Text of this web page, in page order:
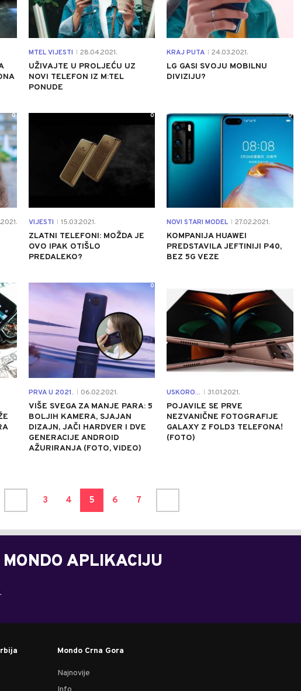
MTEL VIJESTI 28.04.2021.
UŽIVAJTE U PROLJEĆU UZ
NOVI TELEFON IZ M:TEL
PONUDE
KRAJ PUTA 24.03.2021.
LG GASI SVOJU MOBILNU
DIVIZIJU?
0
VIJESTI 15.03.2021.
ZLATNI TELEFONI: MOŽDA JE
OVO IPAK OTIŠLO
PREDALEKO?
0
NOVI STARI MODEL 27.02.2021.
KOMPANIJA HUAWEI
PREDSTAVILA JEFTINIJI P40,
BEZ 5G VEZE
0
0
PRVA U 2021. 06.02.2021.
VIŠE SVEGA ZA MANJE PARA: 5
BOLJIH KAMERA, SJAJAN
DIZAJN, JAČI HARDVER I DVE
GENERACIJE ANDROID
AŽURIRANJA (FOTO, VIDEO)
0
USKORO... 31.01.2021.
POJAVILE SE PRVE
NEZVANIČNE FOTOGRAFIJE
GALAXY Z FOLD3 TELEFONA!
(FOTO)
3 4 5 6 7
APLIKACIJU
Mondo Crna Gora
Najnovije